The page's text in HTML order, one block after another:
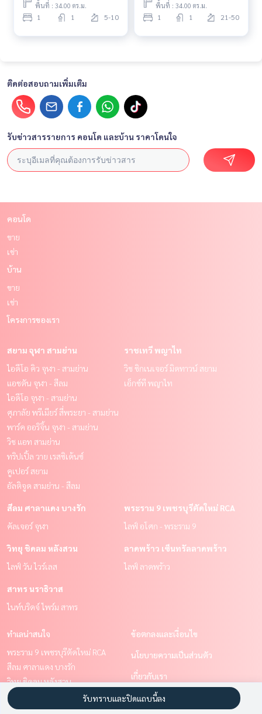
พื้นที่ : 34.00 ตร.ม.
1 1 5-10
พื้นที่ : 34.00 ตร.ม.
1 1 21-50
ติดต่อสอบถามเพิ่มเติม
รับข่าวสารรายการ คอนโด และบ้าน ราคาโดนใจ
คอนโด
ขาย
เช่า
บ้าน
ขาย
เช่า
โครงการของเรา
สยาม จุฬา สามย่าน
ไอดีโอ คิว จุฬา - สามย่าน
แอชตัน จุฬา - สีลม
ไอดีโอ จุฬา - สามย่าน
ศุภาลัย พรีเมียร์ สี่พระยา - สามย่าน
พาร์ค ออริจิ้น จุฬา - สามย่าน
วิช แอท สามย่าน
ทริปเปิ้ล วาย เรสซิเด้นซ์
คูเปอร์ สยาม
อัลติจูด สามย่าน - สีลม
ราชเทวี พญาไท
วิช ซิกเนเจอร์ มิดทาวน์ สยาม
เอ็กซ์ที พญาไท
สีลม ศาลาแดง บางรัก
คัลเจอร์ จุฬา
พระราม 9 เพชรบุรีตัดใหม่ RCA
ไลฟ์ อโศก - พระราม 9
วิทยุ ชิดลม หลังสวน
ไลฟ์ วัน ไวร์เลส
ลาดพร้าว เซ็นทรัลลาดพร้าว
ไลฟ์ ลาดพร้าว
สาทร นราธิวาส
ไนท์บริดจ์ ไพร์ม สาทร
ทำเลน่าสนใจ
พระราม 9 เพชรบุรีตัดใหม่ RCA
สีลม ศาลาแดง บางรัก
วิทยุ ชิดลม หลังสวน
สยาม จุฬา สามย่าน
ราชเทวี พญาไท
ข้อตกลงและเงื่อนไข
นโยบายความเป็นส่วนตัว
เกี่ยวกับเรา
วิธีการฝากขาย-เช่า
รับทราบและปิดแถบนี้ลง